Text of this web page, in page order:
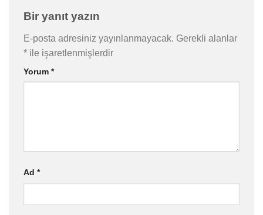
Bir yanıt yazın
E-posta adresiniz yayınlanmayacak. Gerekli alanlar
* ile işaretlenmişlerdir
Yorum *
Ad *